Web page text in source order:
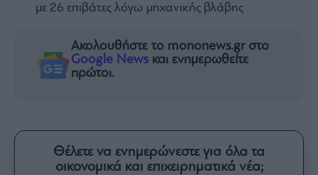
με 26 επιβάτες λόγω μηχανικής βλάβης
Ακολουθήστε το mononews.gr στο
Google News και ενημερωθείτε
πρώτοι.
Θέλετε να ενημερώνεστε για όλα τα
οικονομικά και επιχειρηματικά νέα;